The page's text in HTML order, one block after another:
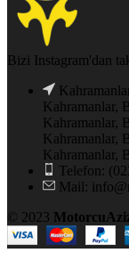
Bizi Instagram'dan
Kahramanlar,
Kahramanlar,
Kahramanlar,
Kahramanlar,
Telefon:
Mail:
© 2023